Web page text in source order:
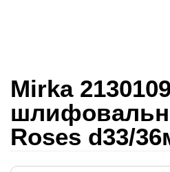
Mirka
Roses d33/